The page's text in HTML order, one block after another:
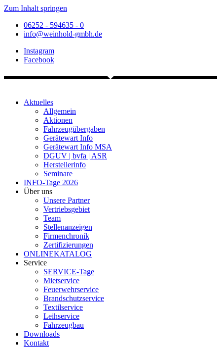
Zum Inhalt springen
06252 - 594635 - 0
info@weinhold-gmbh.de
Instagram
Facebook
Aktuelles
Allgemein
Aktionen
Fahrzeugübergaben
Gerätewart Info
Gerätewart Info MSA
DGUV | bvfa | ASR
Herstellerinfo
Seminare
INFO-Tage 2026
Über uns
Unsere Partner
Vertriebsgebiet
Team
Stellenanzeigen
Firmenchronik
Zertifizierungen
ONLINEKATALOG
Service
SERVICE-Tage
Mietservice
Feuerwehrservice
Brandschutzservice
Textilservice
Leihservice
Fahrzeugbau
Downloads
Kontakt